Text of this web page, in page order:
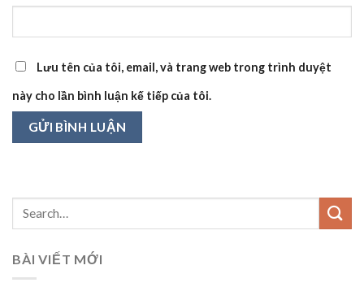
Lưu tên của tôi, email, và trang web trong trình duyệt
này cho lần bình luận kế tiếp của tôi.
BÀI VIẾT MỚI